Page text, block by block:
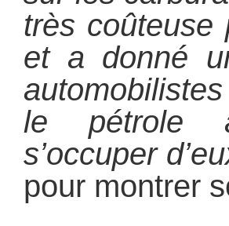
très coûteuse
et a donné
le pétrole
s’occuper
pour montrer